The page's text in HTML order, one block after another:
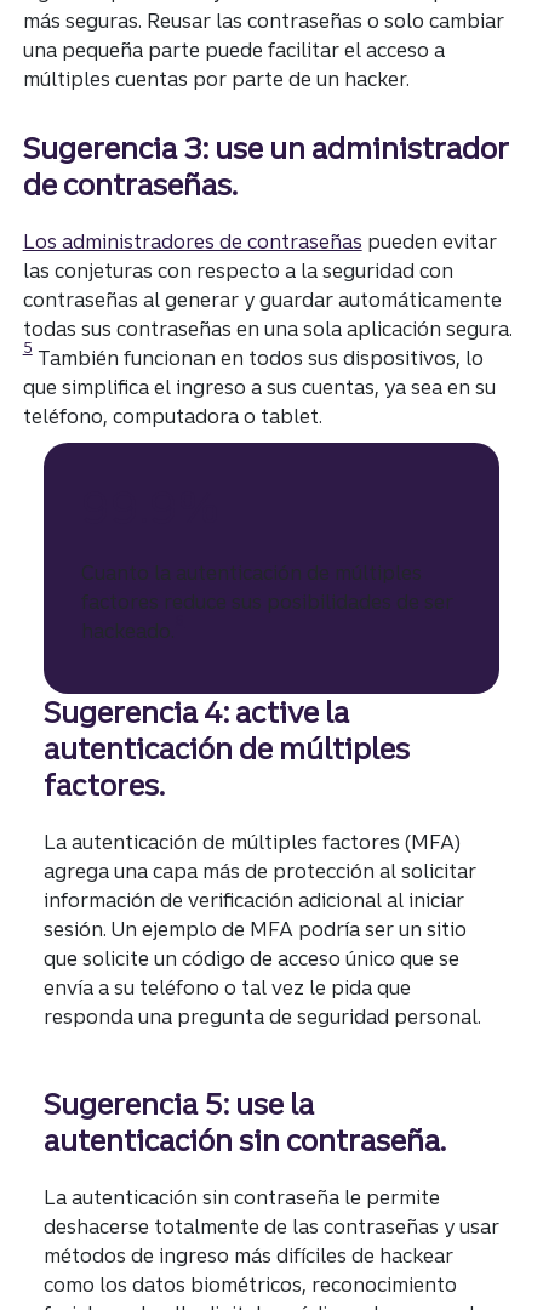
más seguras. Reusar las contraseñas o solo cambiar
una pequeña parte puede facilitar el acceso a
múltiples cuentas por parte de un hacker.
Sugerencia 3: use un administrador
de contraseñas.
Los administradores de contraseñas pueden evitar
las conjeturas con respecto a la seguridad con
contraseñas al generar y guardar automáticamente
todas sus contraseñas en una sola aplicación segura.
5También funcionan en todos sus dispositivos, lo
que simplifica el ingreso a sus cuentas, ya sea en su
teléfono, computadora o tablet.
Sugerencia 4: active la
autenticación de múltiples
factores.
La autenticación de múltiples factores (MFA)
agrega una capa más de protección al solicitar
información de verificación adicional al iniciar
sesión. Un ejemplo de MFA podría ser un sitio
que solicite un código de acceso único que se
envía a su teléfono o tal vez le pida que
responda una pregunta de seguridad personal.
Cuanto la autenticación de múltiples
factores reduce sus posibilidades de ser
hackeado.
Divulgación
Sugerencia 5: use la
autenticación sin contraseña.
La autenticación sin contraseña le permite
deshacerse totalmente de las contraseñas y usar
métodos de ingreso más difíciles de hackear
como los datos biométricos, reconocimiento